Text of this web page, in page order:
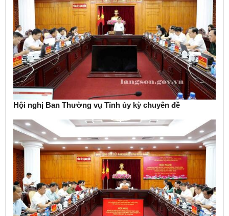
Hội nghị Ban Thường vụ Tỉnh ủy kỳ chuyên đề